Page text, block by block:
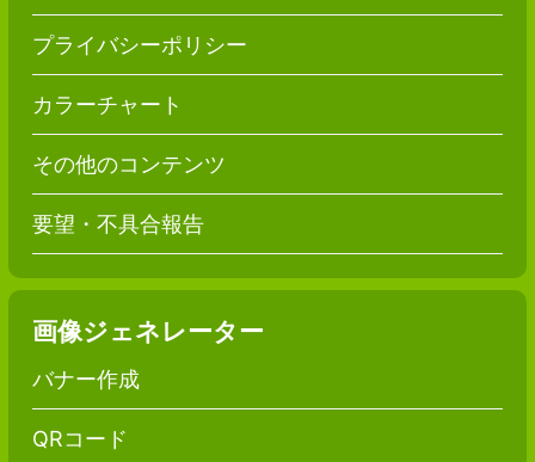
プライバシーポリシー
カラーチャート
その他のコンテンツ
要望・不具合報告
画像ジェネレーター
バナー作成
QRコード